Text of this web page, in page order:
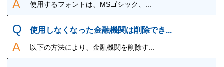
使用するフォントは、MSゴシック、...
使用しなくなった金融機関は削除でき...
以下の方法により、金融機関を削除す...